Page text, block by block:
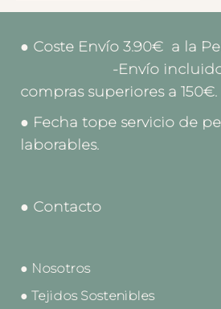
● Coste Envío 3.90€ a
-Envío incluido
compras superiores a 150€.
● Fecha tope servicio de
laborables.
● Contacto
● Nosotros
● Tejidos Sostenibles